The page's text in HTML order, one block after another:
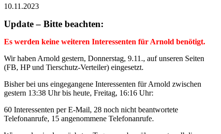
10.11.2023
Update – Bitte beachten:
Es werden keine weiteren Interessenten für Arnold benötigt.
Wir haben Arnold gestern, Donnerstag, 9.11., auf unseren Seiten
(FB, HP und Tierschutz-Verteiler) eingesetzt.
Bisher bei uns eingegangene Interessenten für Arnold zwischen
gestern 13:38 Uhr bis heute, Freitag, 16:16 Uhr:
60 Interessenten per E-Mail, 28 noch nicht beantwortete
Telefonanrufe, 15 angenommene Telefonanrufe.